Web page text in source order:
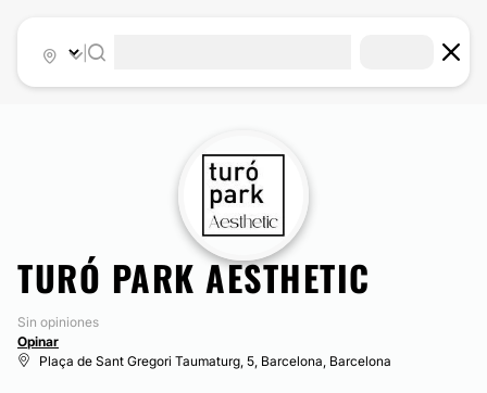
TURÓ PARK AESTHETIC
Sin opiniones
Opinar
Plaça de Sant Gregori Taumaturg, 5, Barcelona, Barcelona